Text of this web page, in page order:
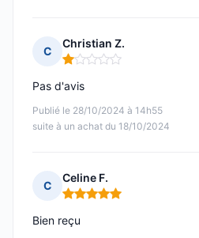
C
Christian Z.
Note : 1 sur 5
Publié le 28/10/2024 à 14h55
suite à un achat du 18/10/2024
Pas d'avis
C
Celine F.
Note : 5 sur 5
Bien reçu